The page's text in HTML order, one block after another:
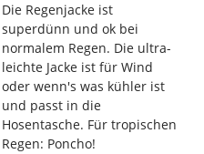
Die Regenjacke ist
superdünn und ok bei
normalem Regen. Die ultra-
leichte Jacke ist für Wind
oder wenn's was kühler ist
und passt in die
Hosentasche. Für tropischen
Regen: Poncho!